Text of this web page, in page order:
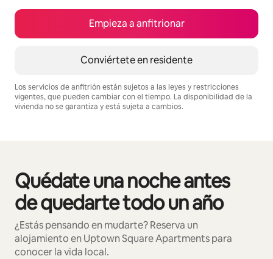
Empieza a anfitrionar
Conviértete en residente
Los servicios de anfitrión están sujetos a las leyes y restricciones
vigentes, que pueden cambiar con el tiempo. La disponibilidad de la
vivienda no se garantiza y está sujeta a cambios.
Quédate una noche antes
de quedarte todo un año
¿Estás pensando en mudarte? Reserva un
alojamiento en Uptown Square Apartments para
conocer la vida local.
Se muestran0 de 0 elementos